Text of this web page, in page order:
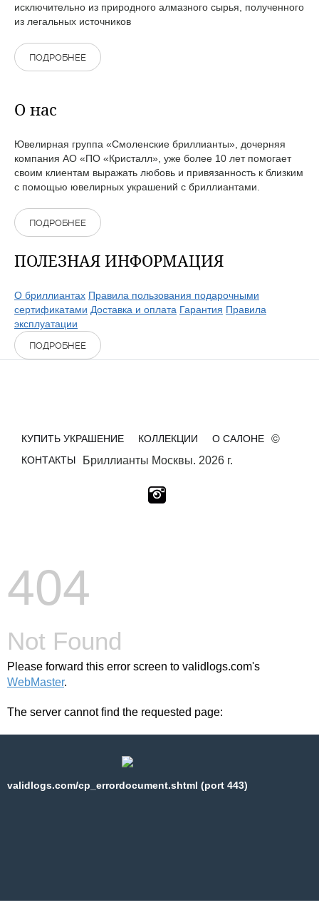
исключительно из природного алмазного сырья, полученного
из легальных источников
ПОДРОБНЕЕ
О нас
Ювелирная группа «Смоленские бриллианты», дочерняя
компания АО «ПО «Кристалл», уже более 10 лет помогает
своим клиентам выражать любовь и привязанность к близким
с помощью ювелирных украшений с бриллиантами.
ПОДРОБНЕЕ
ПОЛЕЗНАЯ ИНФОРМАЦИЯ
О бриллиантах Правила пользования подарочными
сертификатами Доставка и оплата Гарантия Правила
эксплуатации
ПОДРОБНЕЕ
КУПИТЬ УКРАШЕНИЕ КОЛЛЕКЦИИ
О САЛОНЕ
КОНТАКТЫ
©
Бриллианты Москвы. 2026 г.
404
Not Found
Please forward this error screen to validlogs.com's
WebMaster.
The server cannot find the requested page:
validlogs.com/cp_errordocument.shtml (port 443)